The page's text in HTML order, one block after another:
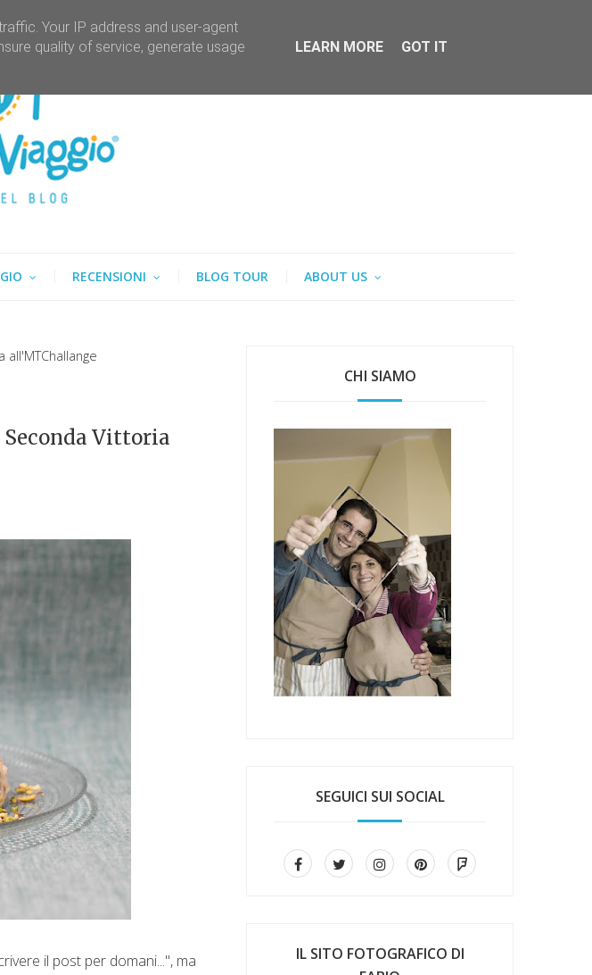
RECENSIONI BLOG TOUR ABOUT US
Seconda Vittoria
il post per domani...", ma
CHI SIAMO
SEGUICI SUI SOCIAL
IL SITO FOTOGRAFICO DI
Your IP address and user-agent
quality of service, generate usage
LEARN MORE GOT IT